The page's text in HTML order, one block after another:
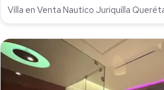
Villa en Venta Nautico Juriquilla